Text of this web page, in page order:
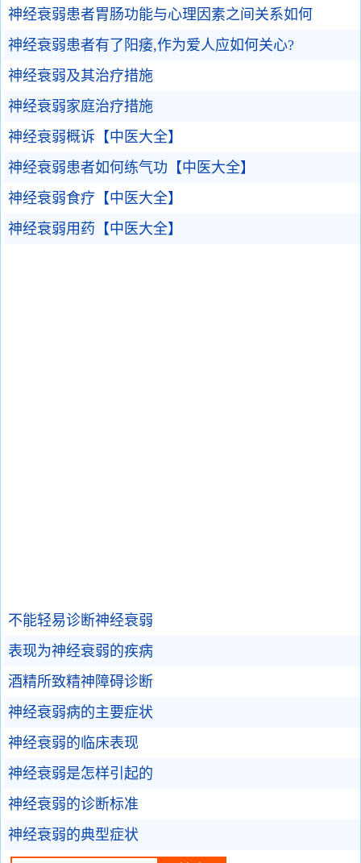
神经衰弱患者胃肠功能与心理因素之间关系如何
神经衰弱患者有了阳痿,作为爱人应如何关心?
神经衰弱及其治疗措施
神经衰弱家庭治疗措施
神经衰弱概诉【中医大全】
神经衰弱患者如何练气功【中医大全】
神经衰弱食疗【中医大全】
神经衰弱用药【中医大全】
不能轻易诊断神经衰弱
表现为神经衰弱的疾病
酒精所致精神障碍诊断
神经衰弱病的主要症状
神经衰弱的临床表现
神经衰弱是怎样引起的
神经衰弱的诊断标准
神经衰弱的典型症状